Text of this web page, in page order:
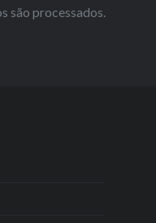
são processados.